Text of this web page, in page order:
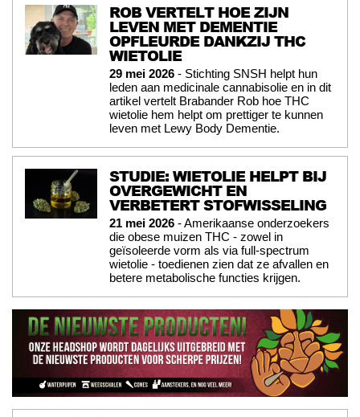
ROB VERTELT HOE ZIJN
LEVEN MET DEMENTIE
OPFLEURDE DANKZIJ THC
WIETOLIE
29 mei 2026 - Stichting SNSH helpt hun
leden aan medicinale cannabisolie en in dit
artikel vertelt Brabander Rob hoe THC
wietolie hem helpt om prettiger te kunnen
leven met Lewy Body Dementie.
STUDIE: WIETOLIE HELPT BIJ
OVERGEWICHT EN
VERBETERT STOFWISSELING
21 mei 2026 - Amerikaanse onderzoekers
die obese muizen THC - zowel in
geïsoleerde vorm als via full-spectrum
wietolie - toedienen zien dat ze afvallen en
betere metabolische functies krijgen.